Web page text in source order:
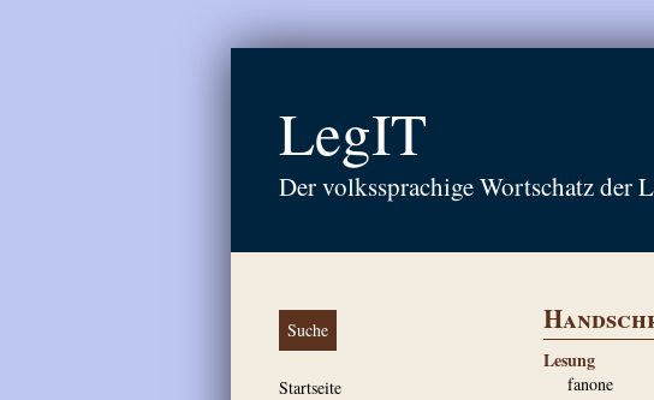
LegIT
Der volkssprachige Wortschatz der
Suche
Startseite
Lesung
fanone